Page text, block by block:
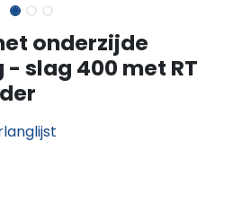
onderzijde
slag 400 met RT